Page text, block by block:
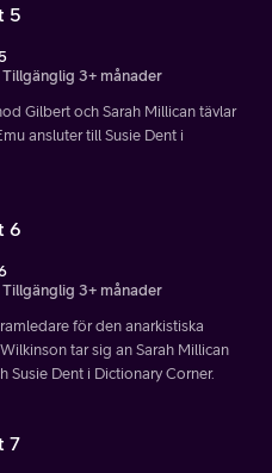
5
Tillgänglig 3+ månader
Gilbert och Sarah Millican tävlar
ansluter till Susie Dent i
6
Tillgänglig 3+ månader
för den anarkistiska
tar sig an Sarah Millican
Susie Dent i Dictionary Corner.
7